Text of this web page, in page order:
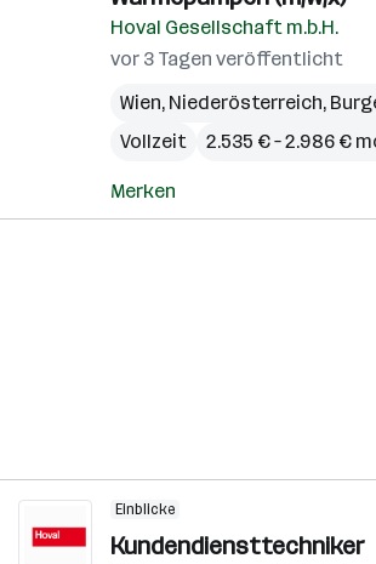
Hoval Gesellschaft m.b.H.
vor 3 Tagen veröffentlicht
Wien, Niederösterreich,
Vollzeit
2.535 € – 2.986 €
Merken
Einblicke
Kundendiensttechniker